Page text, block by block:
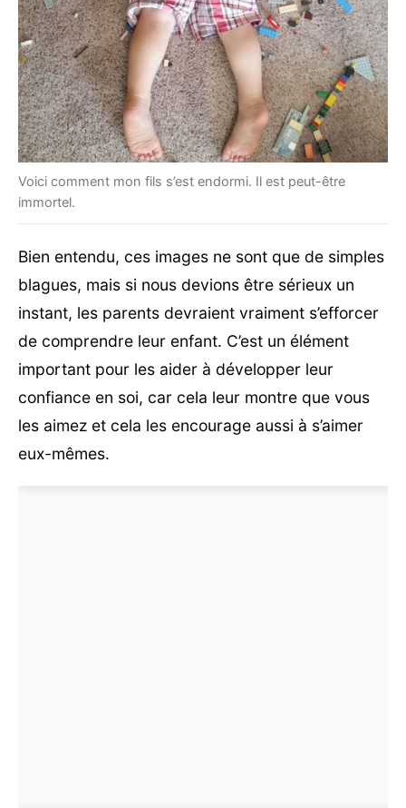
Voici comment mon fils s’est endormi. Il est peut-être
immortel.
Bien entendu, ces images ne sont que de simples
blagues, mais si nous devions être sérieux un
instant, les parents devraient vraiment s’efforcer
de comprendre leur enfant. C’est un élément
important pour les aider à développer leur
confiance en soi, car cela leur montre que vous
les aimez et cela les encourage aussi à s’aimer
eux-mêmes.